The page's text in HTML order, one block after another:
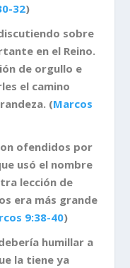
32)
sobre
en el Reino.
de orgullo e
el camino
(Marcos
ofendidos por
usó el nombre
lección de
era más grande
9:38-40)
humillar a
la tiene ya